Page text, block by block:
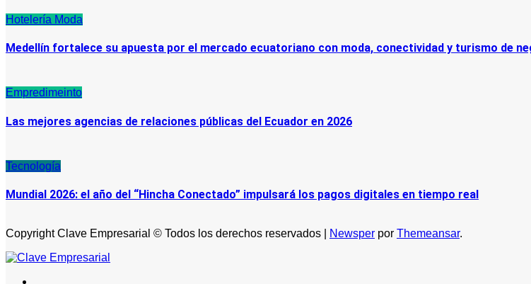
Hotelería Moda
Medellín fortalece su apuesta por el mercado ecuatoriano con moda, conectividad y turismo de
Empredimeinto
Las mejores agencias de relaciones públicas del Ecuador en 2026
Tecnología
Mundial 2026: el año del “Hincha Conectado” impulsará los pagos digitales en tiempo real
Copyright Clave Empresarial © Todos los derechos reservados Newsper por Themeansar.